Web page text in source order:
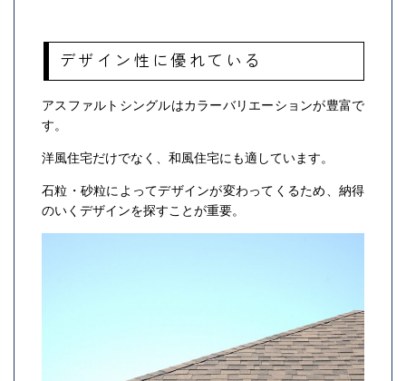
デザイン性に優れている
アスファルトシングルはカラーバリエーションが豊富で
す。
洋風住宅だけでなく、和風住宅にも適しています。
石粒・砂粒によってデザインが変わってくるため、納得
のいくデザインを探すことが重要。